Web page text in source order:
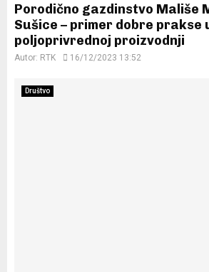
Porodično gazdinstvo Mališe
Sušice – primer dobre prakse
poljoprivrednoj proizvodnji
Autor: RTK 16/12/2023 13:52
Društvo